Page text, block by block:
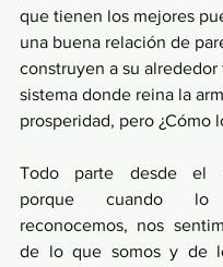
que tienen los mejores
una buena relación de
construyen a su alrededor
sistema donde reina la
prosperidad, pero ¿Cómo
Todo parte desde el
porque cuando
reconocemos, nos
de lo que somos y de